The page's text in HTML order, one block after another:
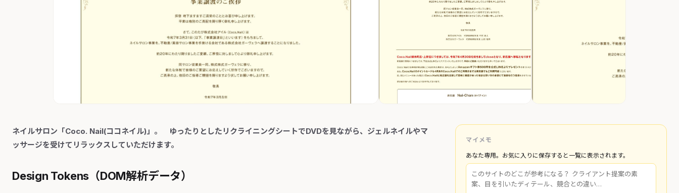
ネイルサロン「Coco. Nail(ココネイル)」。 ゆったりとしたリクライニングシートでDVDを見ながら、ジェルネイルやマ
ッサージを受けてリラックスしていただけます。
Design Tokens（DOM解析データ）
マイメモ
あなた専用。お気に入りに保存すると一覧に表示されます。